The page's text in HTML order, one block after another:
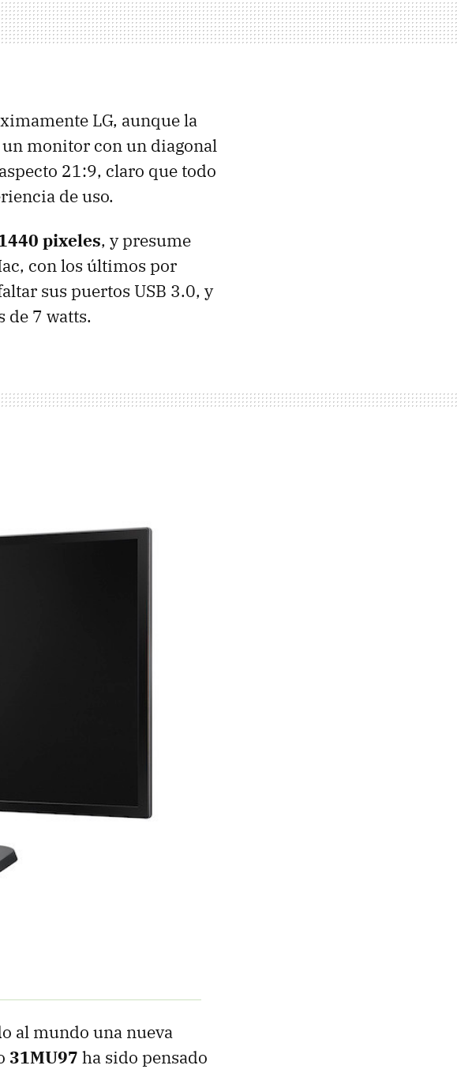
LG, aunque la
un monitor con un diagonal
21:9, claro que todo
de uso.
pixeles, y presume
con los últimos por
sus puertos USB 3.0, y
de 7 watts.
al mundo una nueva
31MU97 ha sido pensado